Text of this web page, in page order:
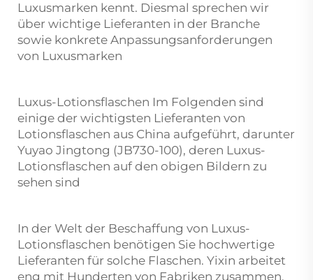
Luxusmarken kennt. Diesmal sprechen wir
über wichtige Lieferanten in der Branche
sowie konkrete Anpassungsanforderungen
von Luxusmarken
Luxus-Lotionsflaschen Im Folgenden sind
einige der wichtigsten Lieferanten von
Lotionsflaschen aus China aufgeführt, darunter
Yuyao Jingtong (JB730-100), deren Luxus-
Lotionsflaschen auf den obigen Bildern zu
sehen sind
In der Welt der Beschaffung von Luxus-
Lotionsflaschen benötigen Sie hochwertige
Lieferanten für solche Flaschen. Yixin arbeitet
eng mit Hunderten von Fabriken zusammen,